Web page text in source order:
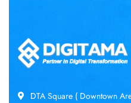
DTA Square ( Downtown